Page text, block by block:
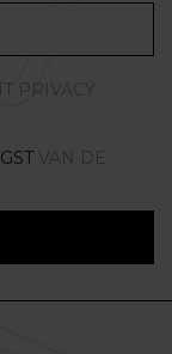
PRIVACY
VAN DE